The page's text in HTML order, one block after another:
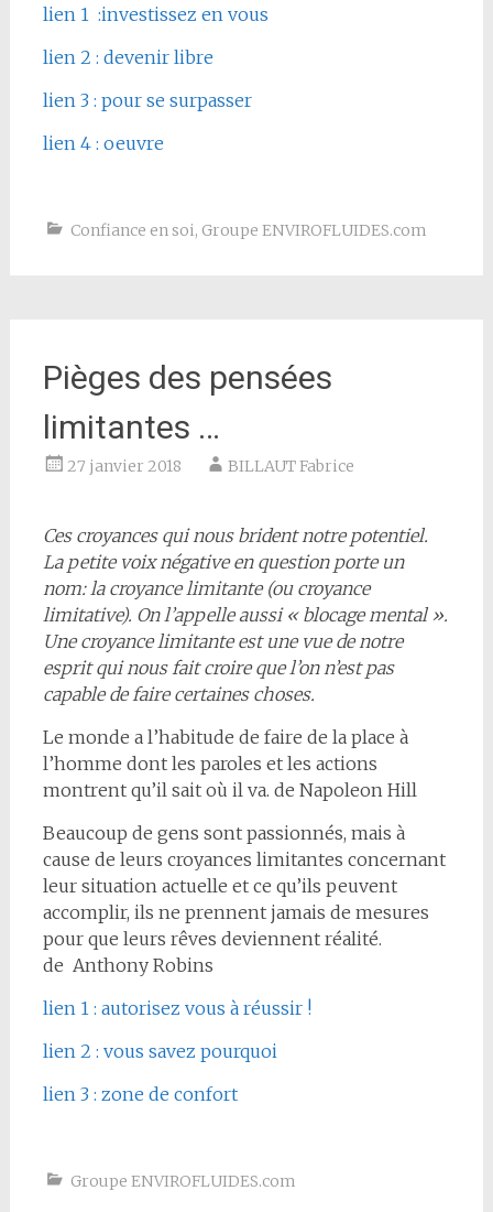
lien 1 :investissez en vous
lien 2 : devenir libre
lien 3 : pour se surpasser
lien 4 : oeuvre
Confiance en soi, Groupe ENVIROFLUIDES.com
Pièges des pensées
limitantes …
27 janvier 2018 BILLAUT Fabrice
Ces croyances qui nous brident notre potentiel.
La petite voix négative en question porte un
nom: la croyance limitante (ou croyance
limitative). On l’appelle aussi « blocage mental ».
Une croyance limitante est une vue de notre
esprit qui nous fait croire que l’on n’est pas
capable de faire certaines choses.
Le monde a l’habitude de faire de la place à
l’homme dont les paroles et les actions
montrent qu’il sait où il va. de Napoleon Hill
Beaucoup de gens sont passionnés, mais à
cause de leurs croyances limitantes concernant
leur situation actuelle et ce qu’ils peuvent
accomplir, ils ne prennent jamais de mesures
pour que leurs rêves deviennent réalité.
de Anthony Robins
lien 1 : autorisez vous à réussir !
lien 2 : vous savez pourquoi
lien 3 : zone de confort
Groupe ENVIROFLUIDES.com